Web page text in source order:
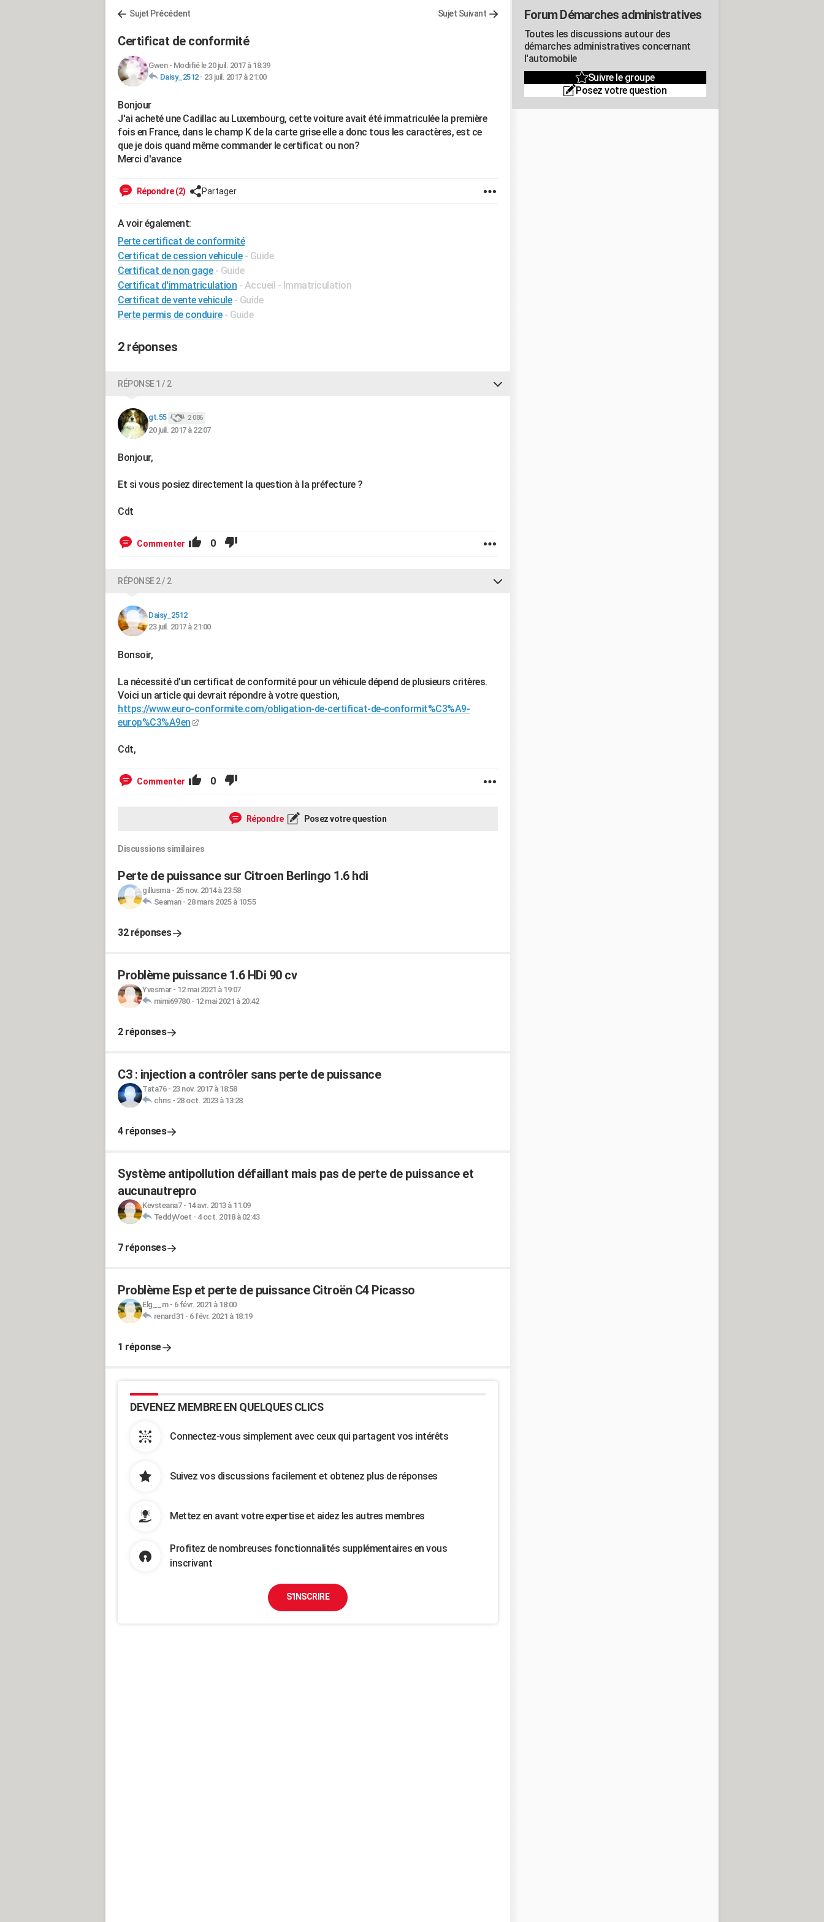
Sujet Précédent Sujet Suivant
Certificat de conformité
Gwen- Modifié le 20 juil. 2017 à 18:39
Daisy_2512- 23 juil. 2017 à 21:00
Bonjour
J'ai acheté une Cadillac au Luxembourg, cette voiture avait été immatriculée la première
fois en France, dans le champ K de la carte grise elle a donc tous les caractères, est ce
que je dois quand même commander le certificat ou non?
Merci d'avance
Répondre (2) Partager
A voir également:
Perte certificat de conformité
Certificat de cession vehicule - Guide
Certificat de non gage - Guide
Certificat d'immatriculation - Accueil - Immatriculation
Certificat de vente vehicule - Guide
Perte permis de conduire - Guide
2 réponses
RÉPONSE 1 / 2
gt.55 2 086
20 juil. 2017 à 22:07
Bonjour,
Et si vous posiez directement la question à la préfecture ?
Cdt
Commenter 0
RÉPONSE 2 / 2
Daisy_2512
23 juil. 2017 à 21:00
Bonsoir,
La nécessité d'un certificat de conformité pour un véhicule dépend de plusieurs critères.
Voici un article qui devrait répondre à votre question,
https://www.euro-conformite.com/obligation-de-certificat-de-conformit%C3%A9-
europ%C3%A9en
Cdt,
Commenter 0
Répondre Posez votre question
Discussions similaires
Perte de puissance sur Citroen Berlingo 1.6 hdi
gillusma- 25 nov. 2014 à 23:58
Seaman- 28 mars 2025 à 10:55
32 réponses
Problème puissance 1.6 HDi 90 cv
Yvesmar- 12 mai 2021 à 19:07
mimi69780- 12 mai 2021 à 20:42
2 réponses
C3 : injection a contrôler sans perte de puissance
Tata76- 23 nov. 2017 à 18:58
chris- 28 oct. 2023 à 13:28
4 réponses
Système antipollution défaillant mais pas de perte de puissance et
aucunautrepro
Kevsteana7- 14 avr. 2013 à 11:09
TeddyVoet - 4 oct. 2018 à 02:43
7 réponses
Problème Esp et perte de puissance Citroën C4 Picasso
Elg__m- 6 févr. 2021 à 18:00
renard31 - 6 févr. 2021 à 18:19
1 réponse
DEVENEZ MEMBRE EN QUELQUES CLICS
Connectez-vous simplement avec ceux qui partagent vos intérêts
Suivez vos discussions facilement et obtenez plus de réponses
Mettez en avant votre expertise et aidez les autres membres
Profitez de nombreuses fonctionnalités supplémentaires en vous
inscrivant
S'INSCRIRE
Forum Démarches administratives
Toutes les discussions autour des
démarches administratives concernant
l'automobile
Suivre le groupe
Posez votre question